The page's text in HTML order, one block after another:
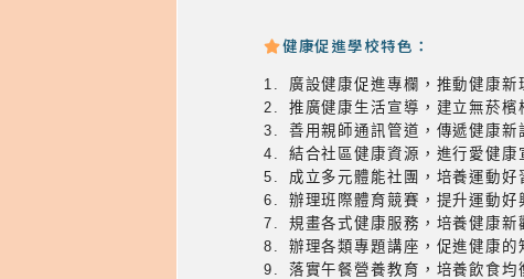
健康促進學校特色：
1. 廣設健康促進專欄，推動健康新
2. 推廣健康生活宣導，建立無菸檳
3. 善用親師通訊管道，傳遞健康新
4. 結合社區健康資源，進行愛健康
5. 成立多元體能社團，培養運動好
6. 辦理班際體育競賽，提升運動好
7. 規畫各式健康服務，培養健康新
8. 辦理各類專題講座，促進健康的
9. 落實午餐營養教育，培養飲食均